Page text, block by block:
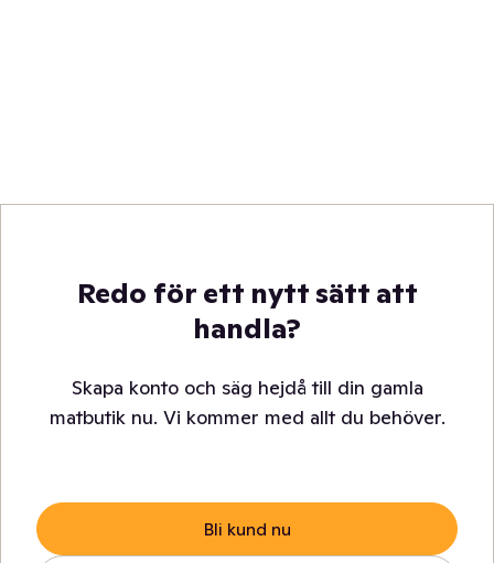
Redo för ett nytt sätt att
handla?
Skapa konto och säg hejdå till din gamla
matbutik nu. Vi kommer med allt du behöver.
Bli kund nu